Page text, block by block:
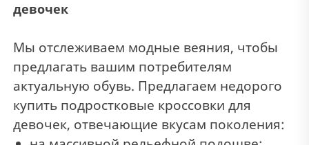
девочек
Мы отслеживаем модные веяния, чтобы
предлагать вашим потребителям
актуальную обувь. Предлагаем недорого
купить подростковые кроссовки для
девочек, отвечающие вкусам поколения: